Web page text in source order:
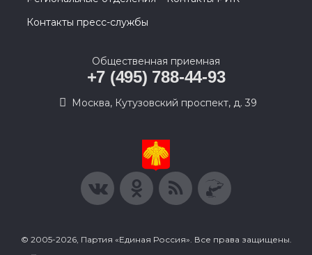
Контакты пресс-службы
Общественная приемная
+7 (495) 788-44-93
Москва, Кутузовский проспект, д. 39
© 2005-2026, Партия «Единая Россия». Все права защищены.